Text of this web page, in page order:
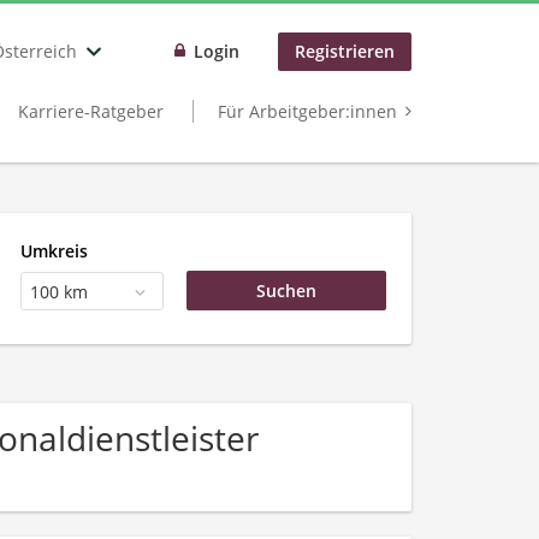
Login Registrieren
Karriere-Ratgeber Für Arbeitgeber:innen
Umkreis
100 km